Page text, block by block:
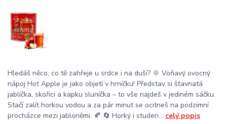
Hledáš něco, co tě zahřeje u srdce i na duši? 🌞 Voňavý ovocný
nápoj Hot Apple je jako objetí v hrníčku! Představ si šťavnatá
jablíčka, skořici a kapku sluníčka – to vše najdeš v jediném sáčku.
Stačí zalít horkou vodou a za pár minut se ocitneš na podzimní
procházce mezi jabloněmi. 🍂 🔄 Horký i studen... celý popis